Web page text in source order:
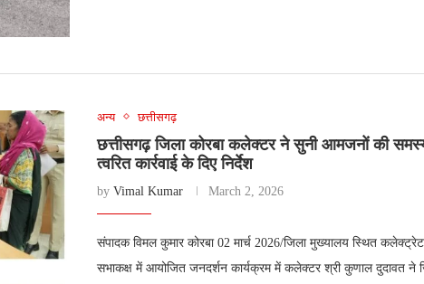
अन्य छत्तीसगढ़
छत्तीसगढ़ जिला कोरबा कलेक्टर ने सुनी आमजनों की
त्वरित कार्रवाई के दिए निर्देश
by Vimal Kumar March 2, 2026
संपादक विमल कुमार कोरबा 02 मार्च 2026/जिला मुख्यालय स्थित कलेक्ट्रेट
सभाकक्ष में आयोजित जनदर्शन कार्यक्रम में कलेक्टर श्री कुणाल दुदावत ने